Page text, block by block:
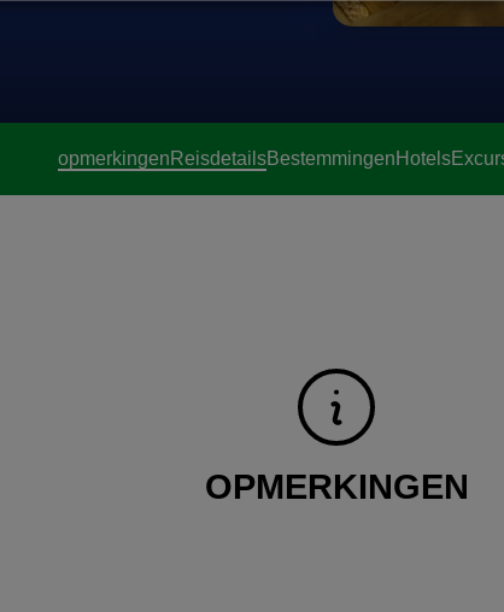
opmerkingenReisdetailsBestemmingenHotels
OPMERKINGEN